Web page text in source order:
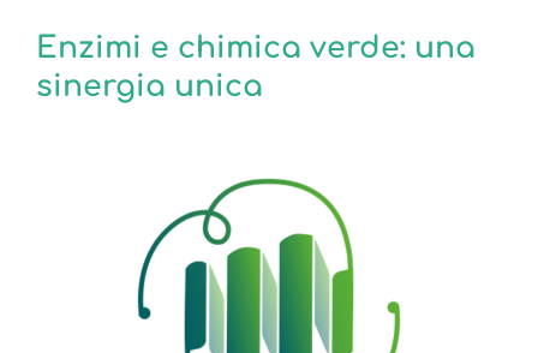
Enzimi e chimica verde: una
sinergia unica